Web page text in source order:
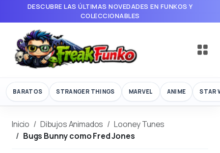
DESCUBRE LAS ÚLTIMAS NOVEDADES EN FUNKOS Y
COLECCIONABLES
BARATOS STRANGER THINGS MARVEL ANIME STAR
Inicio Dibujos Animados
Looney Tunes
Bugs Bunny como Fred Jones